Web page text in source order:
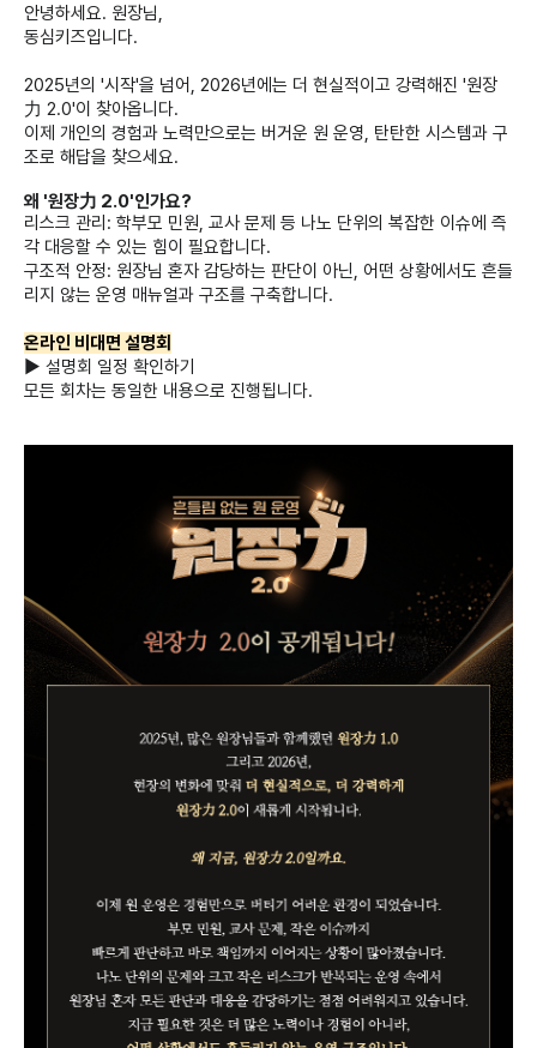
안녕하세요. 원장님,
동심키즈입니다.
2025년의 '시작'을 넘어, 2026년에는 더 현실적이고 강력해진 '원장
力 2.0'이 찾아옵니다.
이제 개인의 경험과 노력만으로는 버거운 원 운영, 탄탄한 시스템과 구
조로 해답을 찾으세요.
왜 '원장力 2.0'인가요?
리스크 관리: 학부모 민원, 교사 문제 등 나노 단위의 복잡한 이슈에 즉
각 대응할 수 있는 힘이 필요합니다.
구조적 안정: 원장님 혼자 감당하는 판단이 아닌, 어떤 상황에서도 흔들
리지 않는 운영 매뉴얼과 구조를 구축합니다.
온라인 비대면 설명회
▶ 설명회 일정 확인하기
모든 회차는 동일한 내용으로 진행됩니다.